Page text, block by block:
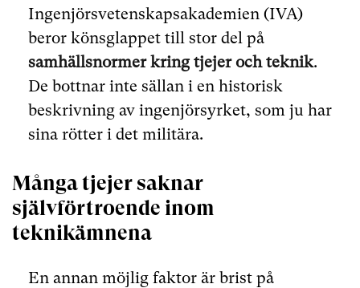
Ingenjörsvetenskapsakademien (IVA)
beror könsglappet till stor del på
samhällsnormer kring tjejer och teknik.
De bottnar inte sällan i en historisk
beskrivning av ingenjörsyrket, som ju har
sina rötter i det militära.
Många tjejer saknar
självförtroende inom
teknikämnena
En annan möjlig faktor är brist på